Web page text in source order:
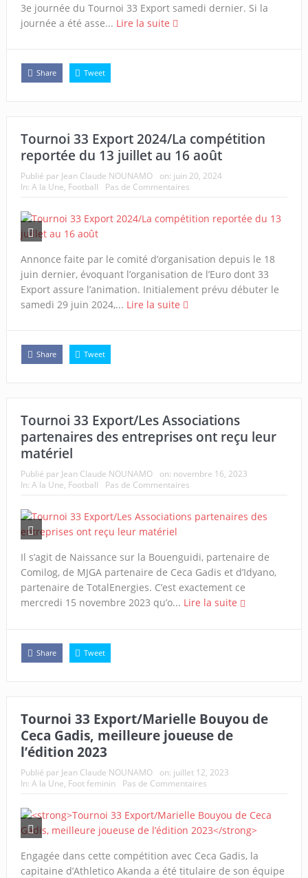
3e journée du Tournoi 33 Export samedi dernier. Si la
journée a été asse... Lire la suite
Share Tweet
Tournoi 33 Export 2024/La compétition
reportée du 13 juillet au 16 août
Publié par Jean Claude NOUNAMO on: juin 20, 2024
In: A la Une, Football Pas de Commentaires
Annonce faite par le comité d’organisation depuis le 18
juin dernier, évoquant l’organisation de l’Euro dont 33
Export assure l’animation. Initialement prévu débuter le
samedi 29 juin 2024,... Lire la suite
Share Tweet
Tournoi 33 Export/Les Associations
partenaires des entreprises ont reçu leur
matériel
Publié par Jean Claude NOUNAMO on: novembre 16, 2023
In: A la Une, Football Pas de Commentaires
Il s’agit de Naissance sur la Bouenguidi, partenaire de
Comilog, de MJGA partenaire de Ceca Gadis et d’Idyano,
partenaire de TotalEnergies. C’est exactement ce
mercredi 15 novembre 2023 qu’o... Lire la suite
Share Tweet
Tournoi 33 Export/Marielle Bouyou de
Ceca Gadis, meilleure joueuse de
l’édition 2023
Publié par Jean Claude NOUNAMO on: juillet 12, 2023
In: A la Une, Foot feminin Pas de Commentaires
Engagée dans cette compétition avec Ceca Gadis, la
capitaine d’Athletico Akanda a été titulaire de son équipe